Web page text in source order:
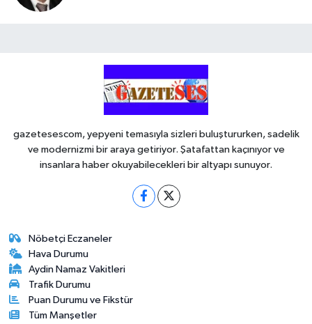
gazetesescom, yepyeni temasıyla sizleri buluştururken, sadelik
ve modernizmi bir araya getiriyor. Şatafattan kaçınıyor ve
insanlara haber okuyabilecekleri bir altyapı sunuyor.
Nöbetçi Eczaneler
Hava Durumu
Aydin Namaz Vakitleri
Trafik Durumu
Puan Durumu ve Fikstür
Tüm Manşetler